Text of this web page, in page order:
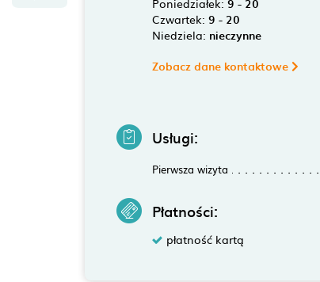
Poniedziałek: 9 - 20
Czwartek: 9 - 20
Niedziela: nieczynne
Zobacz dane kontaktowe
Usługi:
Pierwsza wizyta
Płatności:
płatność kartą